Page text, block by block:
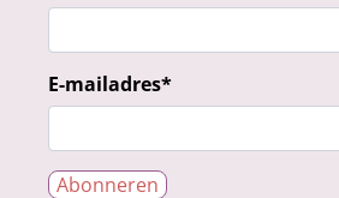
E-mailadres*
Abonneren